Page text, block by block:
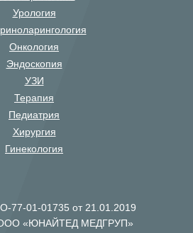
Урология
Онкология
Эндоскопия
УЗИ
Терапия
Педиатрия
Хирургия
Гинекология
77-01-01735 от 21.01.2019
ООО «ЮНАЙТЕД МЕДГРУП»